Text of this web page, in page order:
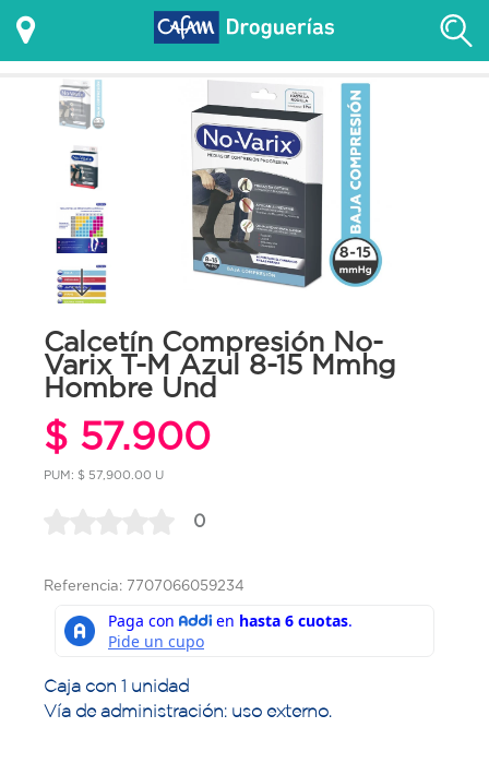
Calcetín Compresión No-
Varix T-M Azul 8-15 Mmhg
Hombre Und
$ 57.900
PUM: $ 57,900.00 U
0
Referencia: 7707066059234
Caja con 1 unidad
Vía de administración: uso externo.